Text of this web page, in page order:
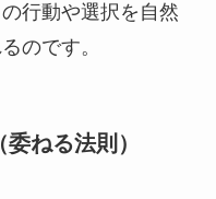
行動や選択を自然
のです。
ねる法則）